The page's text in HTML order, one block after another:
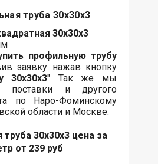
труба 30х30х3
30х30х3
профильную трубу
заявку нажав кнопку
30х30х3" Так же мы
поставки и другого
по Наро-Фоминскому
области и Москве.
30х30х3 цена за
от 239 руб